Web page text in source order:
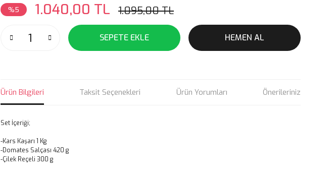
%5 1.040,00 TL 1.095,00 TL
SEPETE EKLE HEMEN AL
Ürün Bilgileri Taksit Seçenekleri Ürün Yorumları Önerileriniz
Set İçeriği;
-Kars Kaşarı 1 Kg
-Domates Salçası 420 g
-Çilek Reçeli 300 g